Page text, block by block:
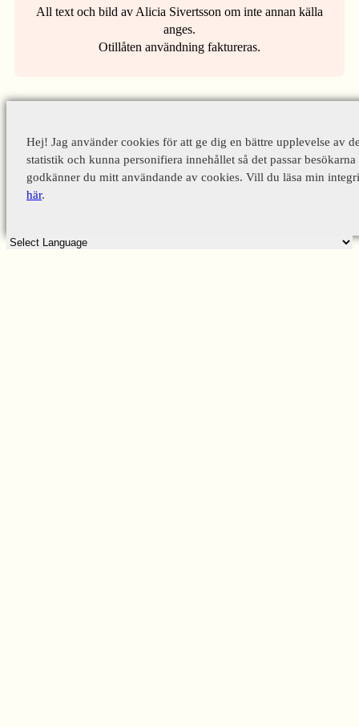
All text och bild av Alicia Sivertsson om inte annan källa
anges.
Otillåten användning faktureras.
Hej! Jag använder cookies för att ge dig en bättre upplevelse av
statistik och kunna personifiera innehållet så det passar
godkänner du mitt användande av cookies. Vill du läsa min
här.